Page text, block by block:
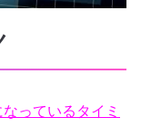
っているタイミ